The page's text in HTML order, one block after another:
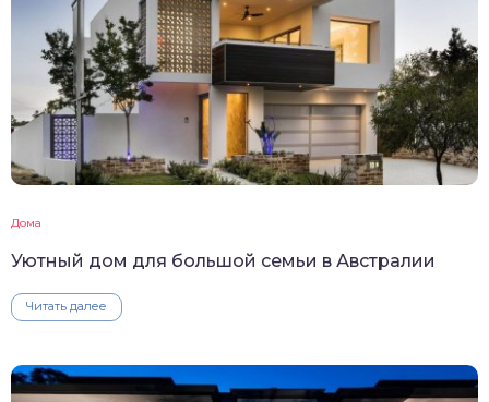
Дома
Уютный дом для большой семьи в Австралии
Читать далее